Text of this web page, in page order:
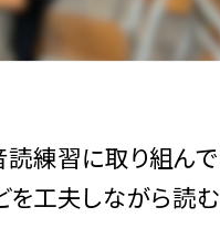
読練習に取り組ん
工夫しながら読